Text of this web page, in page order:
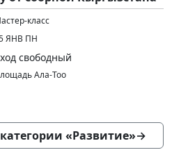
класс
ЯНВ ПН
свободный
Ала-Тоо
«Развитие»→